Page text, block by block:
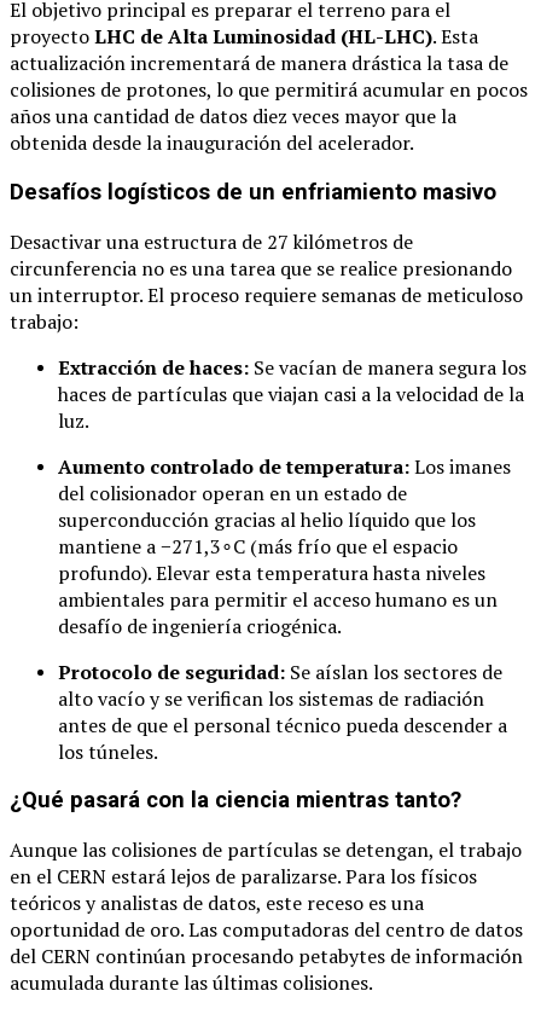
El objetivo principal es preparar el terreno para el
proyectoLHC de Alta Luminosidad (HL-LHC). Esta
actualización incrementará de manera drástica la tasa de
colisiones de protones, lo que permitirá acumular en pocos
años una cantidad de datos diez veces mayor que la
obtenida desde la inauguración del acelerador.
Desafíos logísticos de un enfriamiento masivo
Desactivar una estructura de 27 kilómetros de
circunferencia no es una tarea que se realice presionando
un interruptor. El proceso requiere semanas de meticuloso
trabajo:
Extracción de haces: Se vacían de manera segura los
haces de partículas que viajan casi a la velocidad de la
luz.
Aumento controlado de temperatura:Los imanes
del colisionador operan en un estado de
superconducción gracias al helio líquido que los
mantiene a−271,3∘C (más frío que el espacio
profundo). Elevar esta temperatura hasta niveles
ambientales para permitir el acceso humano es un
desafío de ingeniería criogénica.
Protocolo de seguridad: Se aíslan los sectores de
alto vacío y se verifican los sistemas de radiación
antes de que el personal técnico pueda descender a
los túneles.
¿Qué pasará con la ciencia mientras tanto?
Aunque las colisiones de partículas se detengan, el trabajo
en el CERN estará lejos de paralizarse. Para los físicos
teóricos y analistas de datos, este receso es una
oportunidad de oro. Las computadoras del centro de datos
del CERN continúan procesando petabytes de información
acumulada durante las últimas colisiones.